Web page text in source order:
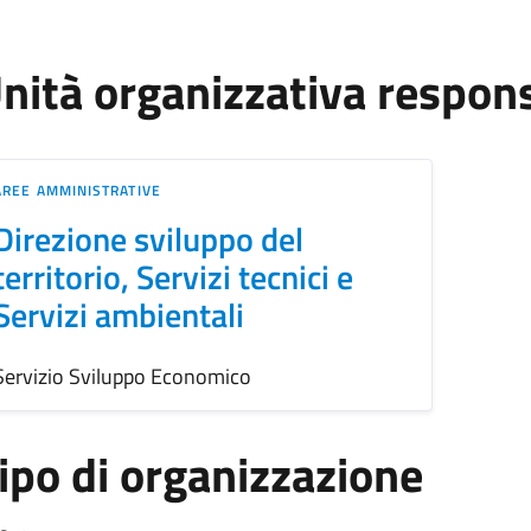
organizzativa
AMMINISTRATIVE
sviluppo del
Servizi tecnici e
ambientali
Sviluppo Economico
di organizzazione